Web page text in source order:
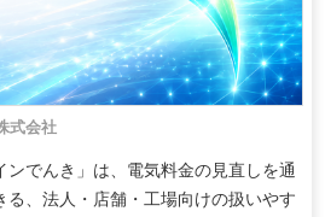
式会社
ンでんき」は、電気料金の見直しを通
る、法人・店舗・工場向けの扱いやす